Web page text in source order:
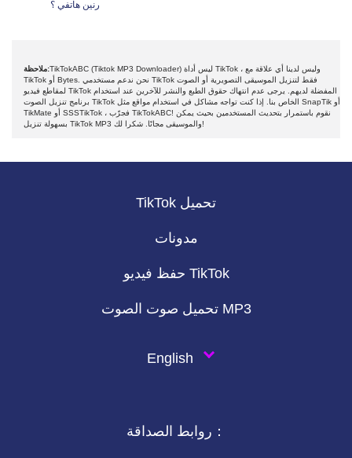
رنين هاتفي ؟
ملاحظة:TikTokABC (Tiktok MP3 Downloader) ليس أداة TikTok ، وليس لدينا أي علاقة مع
TikTok أو Bytes. نحن ندعم مستخدمي TikTok فقط لتنزيل الموسيقى التصويرية أو الصوت
لمقاطع فيديو TikTok المفضلة لديهم. يرجى عدم انتهاك حقوق الطبع والنشر للآخرين عند استخدام
برنامج تنزيل الصوت TikTok الخاص بنا. إذا كنت تواجه مشاكل في استخدام مواقع مثل SnapTik أو
TikMate أو SSSTikTok ، فجرّب TikTokABC! نقوم باستمرار بتحديث المستخدمين بحيث يمكن
بسهولة تنزيل TikTok MP3 والموسيقى مجانًا. شكرا لك!
TikTok تحميل
مدونات
حفظ فيديو TikTok
تحميل صوت الصوت MP3
English
روابط الصداقة：